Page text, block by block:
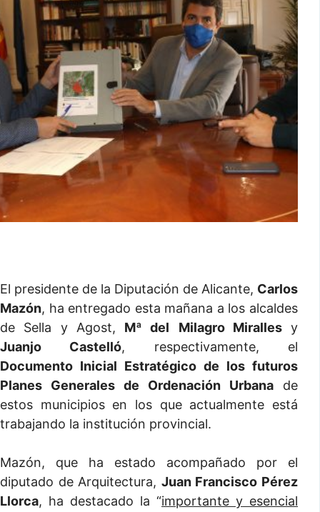
El presidente de la Diputación de Alicante, Carlos
Mazón, ha entregado esta mañana a los alcaldes
de Sella y Agost, Mª del Milagro Mirallesy
Juanjo Castelló, respectivamente, el
Documento Inicial Estratégico de los futuros
Planes Generales de Ordenación Urbana de
estos municipios en los que actualmente está
trabajando la institución provincial.
Mazón, que ha estado acompañado por el
diputado de Arquitectura, Juan Francisco Pérez
Llorca, ha destacado la “importante y esencial